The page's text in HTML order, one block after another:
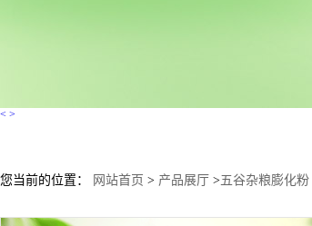
< >
您当前的位置： 网站首页 > 产品展厅 >五谷杂粮膨化粉